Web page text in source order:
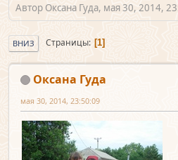
Автор Оксана Гуда, мая 30, 2014,
ВНИЗ Страницы 1
Оксана Гуда
мая 30, 2014, 23:50:09